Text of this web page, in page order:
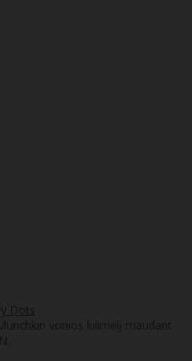
Dots
vonios kilimėlį maudant